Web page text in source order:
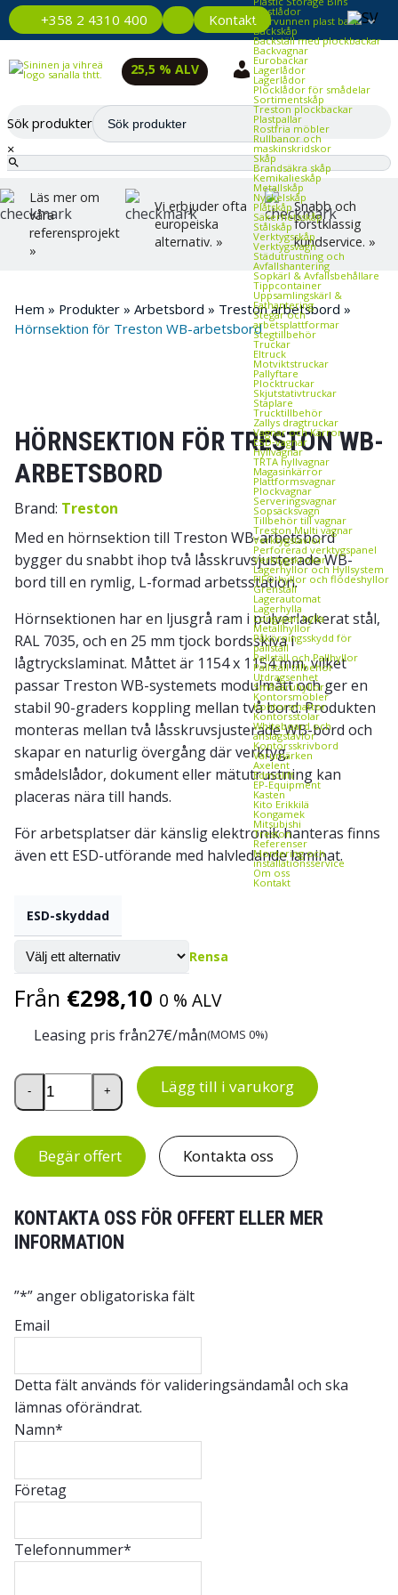
+358 2 4310 400 Kontakt Plastlådor
Återvunnen plast back
Backskåp
Backställ med plockbackar
Backvagnar
Eurobackar
Lagerlådor
Lagerlådor
Plocklådor för smådelar
Sortimentskåp
Treston plockbackar
Plastpallar
Rostfria möbler
Rullbanor och
maskinskridskor
Skåp
Brandsäkra skåp
Kemikalieskåp
Metallskåp
Nyckelskåp
Plåtskåp
Säkerhetsskåp
Stålskåp
Verktygsskåp
Verktygsvagn
Städutrustning och
Avfallshantering
Sopkärl & Avfallsbehållare
Tippcontainer
Uppsamlingskärl &
Fathantering
Stegar och
arbetsplattformar
Stegtillbehör
Truckar
Eltruck
Motviktstruckar
Pallyftare
Plocktruckar
Skjutstativtruckar
Staplare
Trucktillbehör
Zallys dragtruckar
Vagnar och Kärror
ESD‑vagnar
Hyllvagnar
TRTA hyllvagnar
Magasinkärror
Plattformsvagnar
Plockvagnar
Serveringsvagnar
Sopsäcksvagn
Tillbehör till vagnar
Treston Multi vagnar
Verktygstavlor
Perforerad verktygspanel
Verktygskrokar
Lagerhyllor och Hyllsystem
FIFO‑hyllor och flödeshyllor
Grenställ
Lagerautomat
Lagerhylla
Longspan hylla
Metallhyllor
Påkörningsskydd för
pallställ
Pallställ och Pallhyllor
Pallställ tillbehör
Utdragsenhet
Småvaruhyllor
Kontorsmöbler
Kontorsmattor
Kontorsstolar
Whiteboard och
anslagstavlor
Kontorsskrivbord
Varumärken
Axelent
Edmolift
EP-Equipment
Kasten
Kito Erikkilä
Kongamek
Mitsubishi
Treston
Referenser
Montering och
installationsservice
Om oss
Kontakt
25,5 % ALV
Sök produkter
×
Läs mer om
våra
referensprojekt
»
Vi erbjuder ofta
europeiska
alternativ. »
Snabb och
förstklassig
kundservice. »
Hem » Produkter » Arbetsbord » Treston arbetsbord »
Hörnsektion för Treston WB-arbetsbord
HÖRNSEKTION FÖR TRESTON WB-
ARBETSBORD
Brand: Treston
Med en hörnsektion till Treston WB-arbetsbord
bygger du snabbt ihop två låsskruvsjusterade WB-
bord till en rymlig, L-formad arbetsstation.
Hörnsektionen har en ljusgrå ram i pulverlackerat stål,
RAL 7035, och en 25 mm tjock bordsskiva i
lågtryckslaminat. Måttet är 1154 x 1154 mm, vilket
passar Treston WB-systemets modulmått och ger en
stabil 90-graders koppling mellan två bord. Produkten
monteras mellan två låsskruvsjusterade WB-bord och
skapar en naturlig övergång där verktyg,
smådelslådor, dokument eller mätutrustning kan
placeras nära till hands.
För arbetsplatser där känslig elektronik hanteras finns
även ett ESD-utförande med halvledande laminat.
ESD-skyddad
Rensa
Från €298,10 0 % ALV
Leasing pris från27€/mån(MOMS 0%)
Hörnsektion för Treston WB-arbetsbord mängd
- + Lägg till i varukorg
Begär offert Kontakta oss
KONTAKTA OSS FÖR OFFERT ELLER MER
INFORMATION
”*” anger obligatoriska fält
Email
Detta fält används för valideringsändamål och ska
lämnas oförändrat.
Namn*
Företag
Telefonnummer*